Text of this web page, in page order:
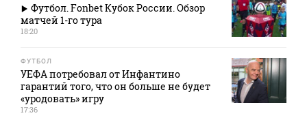
Футбол. Fonbet Кубок России. Обзор
матчей 1-го тура
18:20
ФУТБОЛ
УЕФА потребовал от Инфантино
гарантий того, что он больше не будет
«уродовать» игру
17:36